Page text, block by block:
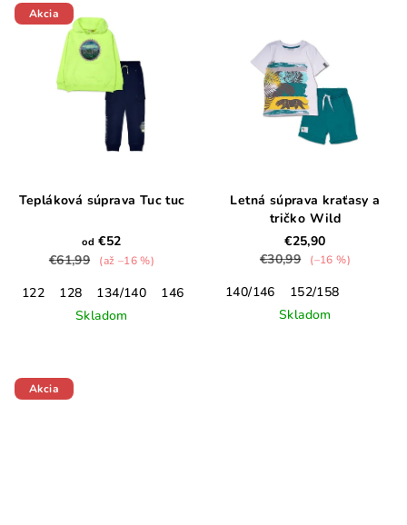
Akcia
Tepláková súprava Tuc tuc
od €52
€61,99
(až –16 %)
122 128 134/140
146
Skladom
Letná súprava kraťasy a
tričko Wild
€25,90
€30,99
(–16 %)
140/146
152/158
Skladom
Akcia